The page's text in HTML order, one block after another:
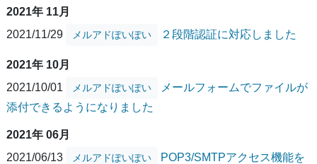
2021年 11月
2021/11/29
メルアドぽいぽい ２段階認証に対応しました
2021年 10月
2021/10/01
メルアドぽいぽい
メールフォームでファイルが
添付できるようになりました
2021年 06月
2021/06/13
メルアドぽいぽい
POP3/SMTPアクセス機能を